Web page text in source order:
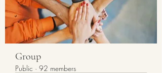
Group
Public · 92 members